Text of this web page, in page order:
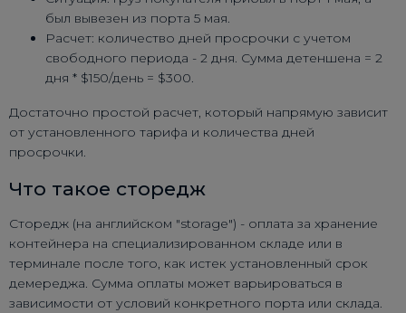
был вывезен из порта 5 мая.
Расчет: количество дней просрочки с учетом
свободного периода - 2 дня. Сумма детеншена = 2
дня * $150/день = $300.
Достаточно простой расчет, который напрямую зависит
от установленного тарифа и количества дней
просрочки.
Что такое сторедж
Сторедж (на английском "storage") - оплата за хранение
контейнера на специализированном складе или в
терминале после того, как истек установленный срок
демереджа. Сумма оплаты может варьироваться в
зависимости от условий конкретного порта или склада.